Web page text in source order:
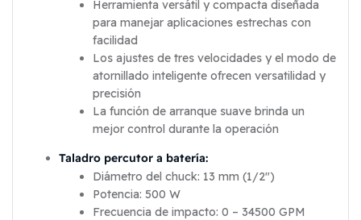
Herramienta versátil y compacta diseñada
para manejar aplicaciones estrechas con
facilidad
Los ajustes de tres velocidades y el modo de
atornillado inteligente ofrecen versatilidad y
precisión
La función de arranque suave brinda un
mejor control durante la operación
Taladro percutor a batería:
Diámetro del chuck: 13 mm (1/2″)
Potencia: 500 W
Frecuencia de impacto: 0 – 34500 GPM